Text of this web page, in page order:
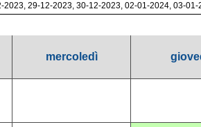
29-12-2023, 30-12-2023, 02-01-2024, 03-
mercoledì